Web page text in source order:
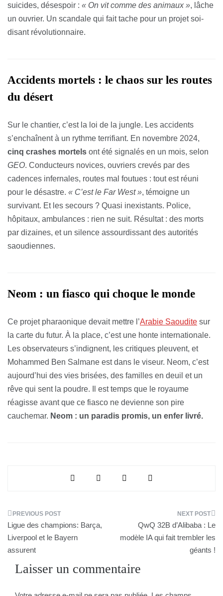
suicides, désespoir : « On vit comme des animaux », lâche
un ouvrier. Un scandale qui fait tache pour un projet soi-
disant révolutionnaire.
Accidents mortels : le chaos sur les routes
du désert
Sur le chantier, c’est la loi de la jungle. Les accidents
s’enchaînent à un rythme terrifiant. En novembre 2024,
cinq crashes mortels ont été signalés en un mois, selon
GEO. Conducteurs novices, ouvriers crevés par des
cadences infernales, routes mal foutues : tout est réuni
pour le désastre. « C’est le Far West », témoigne un
survivant. Et les secours ? Quasi inexistants. Police,
hôpitaux, ambulances : rien ne suit. Résultat : des morts
par dizaines, et un silence assourdissant des autorités
saoudiennes.
Neom : un fiasco qui choque le monde
Ce projet pharaonique devait mettre l’Arabie Saoudite sur
la carte du futur. À la place, c’est une honte internationale.
Les observateurs s’indignent, les critiques pleuvent, et
Mohammed Ben Salmane est dans le viseur. Neom, c’est
aujourd’hui des vies brisées, des familles en deuil et un
rêve qui sent la poudre. Il est temps que le royaume
réagisse avant que ce fiasco ne devienne son pire
cauchemar. Neom : un paradis promis, un enfer livré.
Navigation
de
l’article
Ligue des champions: Barça,
Liverpool et le Bayern
assurent
QwQ 32B d’Alibaba : Le
modèle IA qui fait trembler les
géants !
Laisser un commentaire